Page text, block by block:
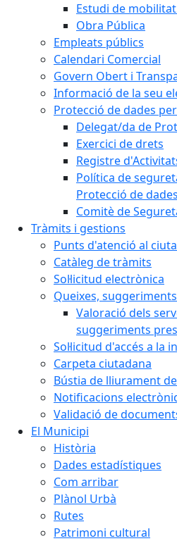
Estudi de
Obra Pública
Empleats públics
Calendari Comercial
Govern Obert i
Informació de la seu
Protecció de dades
Delegat/da de
Exercici de drets
Registre
Política de
Protecció de dades
Comitè de
Tràmits i gestions
Punts d'atenció al
Catàleg de tràmits
Sol·licitud electrònica
Queixes,
Valoració dels
suggeriments
Sol·licitud d'accés a la
Carpeta ciutadana
Bústia de lliurament
Notificacions
Validació de
El Municipi
Història
Dades estadístiques
Com arribar
Plànol Urbà
Rutes
Patrimoni cultural